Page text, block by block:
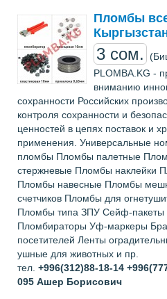
Пломбы
3 сом.
PLOMBA.KG -
вниманию
сохранности Российских
контроля сохранности и
ценностей в цепях поставок и
применения. Универсальные
пломбы Пломбы палетные
стержневые Пломбы наклейки
Пломбы навесные Пломбы
счетчиков Пломбы для
Пломбы типа ЗПУ Сейф-пакеты
Пломбираторы Уф-маркеры
посетителей Ленты
ушные для животных и пр.
тел. +996(312)88-18-14
095 Ашер Борисович